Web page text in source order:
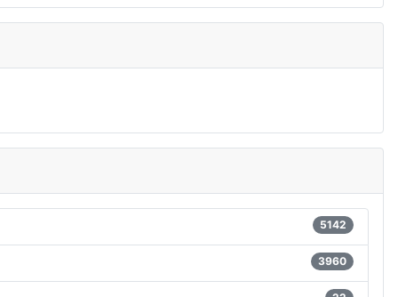
5142
3960